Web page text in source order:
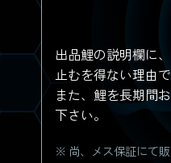
出品鯉の説明欄に、
止むを得ない理由
また、鯉を長期間
下さい。
尚、メス保証にて